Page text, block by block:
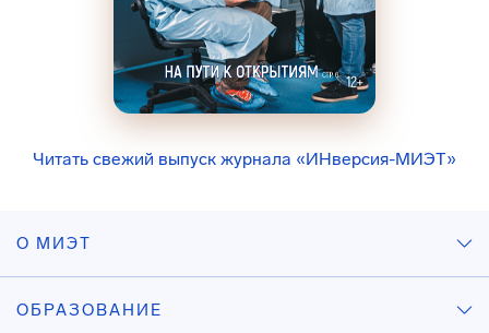
Читать свежий выпуск журнала «ИНверсия-МИЭТ»
О МИЭТ
ОБРАЗОВАНИЕ